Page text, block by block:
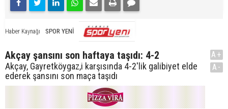
Haber Kaynağı SPOR YENİ
Akçay şansını son haftaya taşıdı: 4-2
Akçay, Gayretköygaz,i karşısında 4-2'lik galibiyet elde
ederek şansını son maça taşıdı
A+
A-